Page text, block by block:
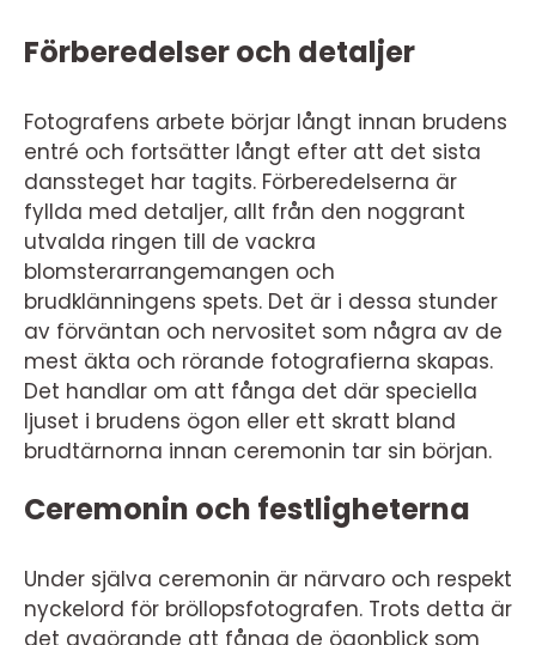
Förberedelser och detaljer
Fotografens arbete börjar långt innan brudens
entré och fortsätter långt efter att det sista
danssteget har tagits. Förberedelserna är
fyllda med detaljer, allt från den noggrant
utvalda ringen till de vackra
blomsterarrangemangen och
brudklänningens spets. Det är i dessa stunder
av förväntan och nervositet som några av de
mest äkta och rörande fotografierna skapas.
Det handlar om att fånga det där speciella
ljuset i brudens ögon eller ett skratt bland
brudtärnorna innan ceremonin tar sin början.
Ceremonin och festligheterna
Under själva ceremonin är närvaro och respekt
nyckelord för bröllopsfotografen. Trots detta är
det avgörande att fånga de ögonblick som